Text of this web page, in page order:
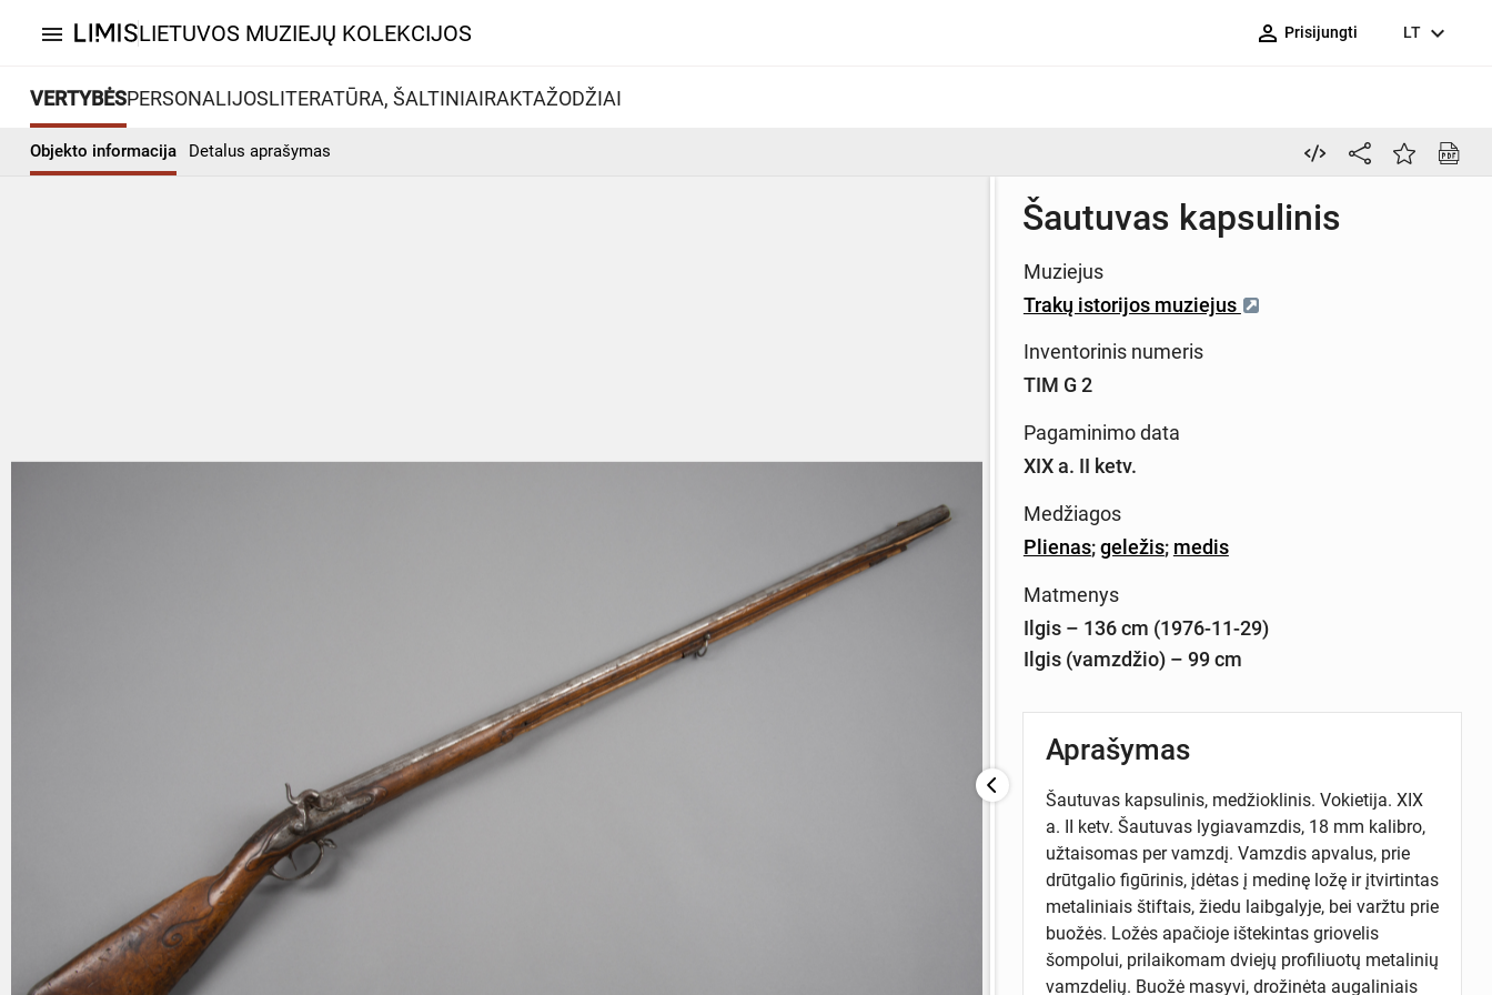
menu LIETUVOS MUZIEJŲ KOLEKCIJOS person_outline Prisijungti LT expand_more
VERTYBĖSPERSONALIJOSLITERATŪRA, ŠALTINIAIRAKTAŽODŽIAI
Objekto informacija Detalus aprašymas
Šautuvas kapsulinis
Muziejus
Trakų istorijos muziejus
Inventorinis numeris
TIM G 2
Pagaminimo data
XIX a. II ketv.
Medžiagos
Plienas;geležis; medis
Matmenys
Ilgis – 136 cm (1976-11-29)
Ilgis (vamzdžio) – 99 cm
Aprašymas
Šautuvas kapsulinis, medžioklinis. Vokietija. XIX
a. II ketv. Šautuvas lygiavamzdis, 18 mm kalibro,
užtaisomas per vamzdį. Vamzdis apvalus, prie
drūtgalio figūrinis, įdėtas į medinę ložę ir įtvirtintas
metaliniais štiftais, žiedu laibgalyje, bei varžtu prie
buožės. Ložės apačioje ištekintas griovelis
šompolui, prilaikomam dviejų profiliuotų metalinių
vamzdelių. Buožė masyvi, drožinėta augaliniais